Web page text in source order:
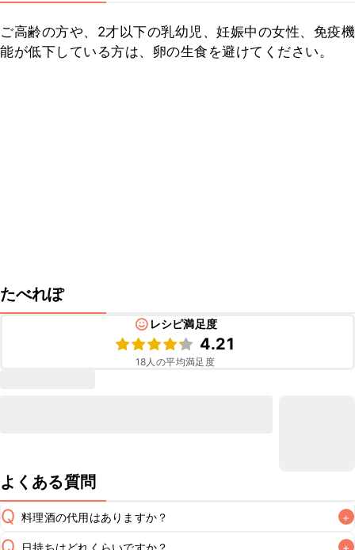
ご高齢の方や、2才以下の乳幼児、妊娠中の女性、免疫機
能が低下している方は、卵の生食を避けてください。
たべれぽ
レシピ満足度
4.21
18人の平均満足度
よくある質問
Q 料理酒の代用はありますか？ +
日持ちはどれくらいですか？ +